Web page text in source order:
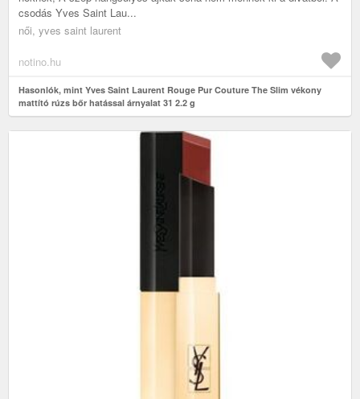
csodás Yves Saint Lau...
női, yves saint laurent
notino.hu
Hasonlók, mint Yves Saint Laurent Rouge Pur Couture The Slim vékony
mattító rúzs bőr hatással árnyalat 31 2.2 g